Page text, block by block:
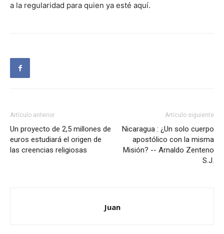
a la regularidad para quien ya esté aquí.
Artículo anterior
Un proyecto de 2,5 millones de
euros estudiará el origen de
las creencias religiosas
Artículo siguiente
Nicaragua : ¿Un solo cuerpo
apostólico con la misma
Misión? -- Arnaldo Zenteno
S.J.
Juan